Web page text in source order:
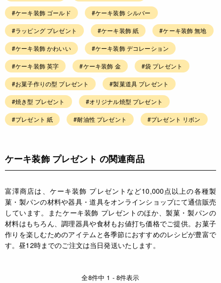
#ケーキ装飾 ゴールド #ケーキ装飾 シルバー
#ラッピング プレゼント #ケーキ装飾 紙 #ケーキ装飾 無地
#ケーキ装飾 かわいい #ケーキ装飾 デコレーション
#ケーキ装飾 英字 #ケーキ装飾 金 #袋 プレゼント
#お菓子作りの型 プレゼント #製菓道具 プレゼント
#焼き型 プレゼント #オリジナル焼型 プレゼント
#プレゼント 紙 #耐油性 プレゼント #プレゼント リボン
ケーキ装飾 プレゼント の関連商品
富澤商店は、ケーキ装飾 プレゼントなど10,000点以上の各種製
菓・製パンの材料や器具・道具をオンラインショップにて通信販売
しています。またケーキ装飾 プレゼントのほか、製菓・製パンの
材料はもちろん、調理器具や食材もお値打ち価格でご提供。お菓子
作りを楽しむためのアイテムと各季節におすすめのレシピが豊富で
す。昼12時までのご注文は当日発送いたします。
全8件中 1 - 8件表示